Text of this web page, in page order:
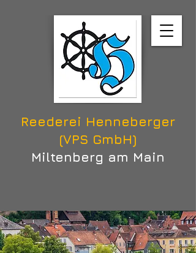
Reederei Henneberger
(VPS GmbH)
Miltenberg am Main